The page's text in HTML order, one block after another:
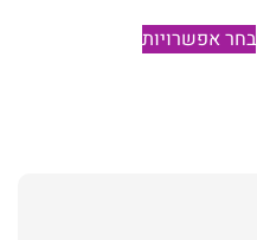
בחר אפשרויות
למוצר
זה